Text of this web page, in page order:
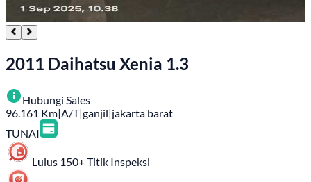
2011 Daihatsu Xenia 1.3
Hubungi Sales
96.161 Km|A/T|ganjil|jakarta barat
TUNAI
Lulus 150+ Titik Inspeksi